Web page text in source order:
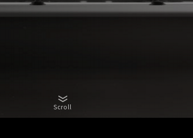
Scroll